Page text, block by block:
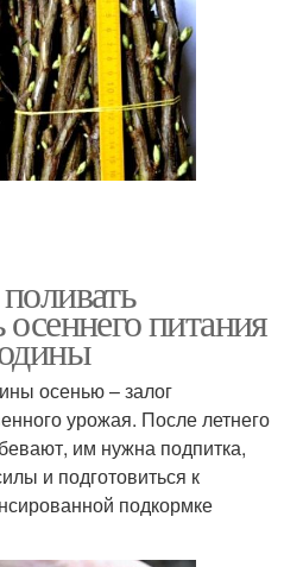
питания
осенью – залог
урожая. После летнего
им нужна подпитка,
и подготовиться к
подкормке